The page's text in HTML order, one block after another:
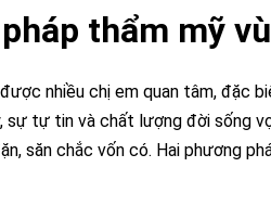
thẩm mỹ
nhiều chị em quan tâm, đặc
tự tin và chất lượng đời sống
săn chắc vốn có. Hai phương